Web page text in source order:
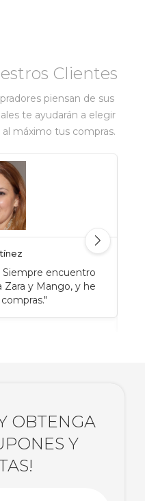
Clientes
piensan de sus
te ayudarán a elegir
máximo tus compras.
Siempre encuentro
Zara y Mango, y he
OBTENGA
Y